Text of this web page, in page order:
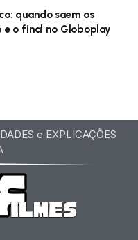
quando saem os
e o final no Globoplay
e EXPLICAÇÕES